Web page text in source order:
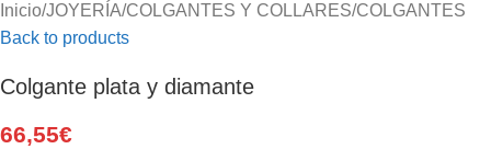
Inicio/JOYERÍA/COLGANTES Y COLLARES/COLGANTES
Back to products
Colgante plata y diamante
66,55€